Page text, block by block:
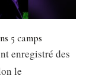
5 camps
enregistré des
le